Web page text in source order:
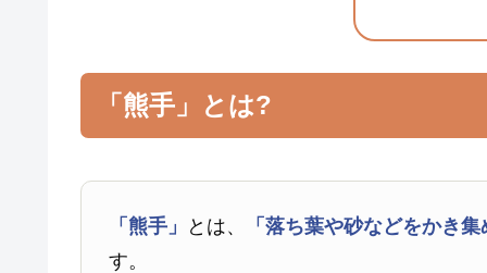
「熊手」とは?
「熊手」 とは、
「落ち葉や砂などをかき
す。